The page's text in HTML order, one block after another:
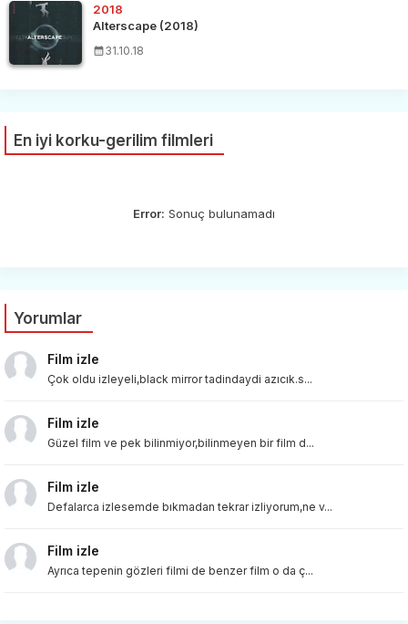
2018
Alterscape (2018)
31.10.18
En iyi korku-gerilim filmleri
Error: Sonuç bulunamadı
Yorumlar
Film izle
Çok oldu izleyeli,black mirror tadindaydi azıcık.s...
Film izle
Güzel film ve pek bilinmiyor,bilinmeyen bir film d...
Film izle
Defalarca izlesemde bıkmadan tekrar izliyorum,ne v...
Film izle
Ayrıca tepenin gözleri filmi de benzer film o da ç...